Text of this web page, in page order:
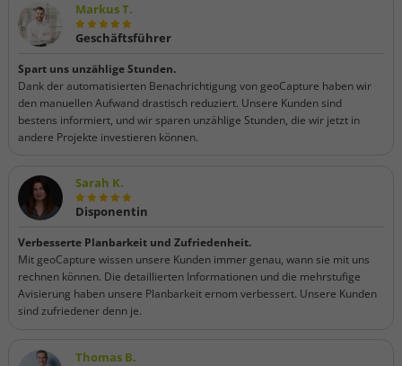
Markus T.
Geschäftsführer
Spart uns unzählige Stunden.
Dank der automatisierten Benachrichtigung von geoCapture haben wir
den manuellen Aufwand drastisch reduziert. Unsere Kunden sind
bestens informiert, und wir sparen unzählige Stunden, die wir jetzt in
andere Projekte investieren können.
Sarah K.
Disponentin
Verbesserte Planbarkeit und Zufriedenheit.
Mit geoCapture wissen unsere Kunden immer genau, wann sie mit uns
rechnen können. Die detaillierten Informationen und die mehrstufige
Avisierung haben unsere Planbarkeit ernom verbessert. Unsere Kunden
sind zufriedener denn je.
Thomas B.